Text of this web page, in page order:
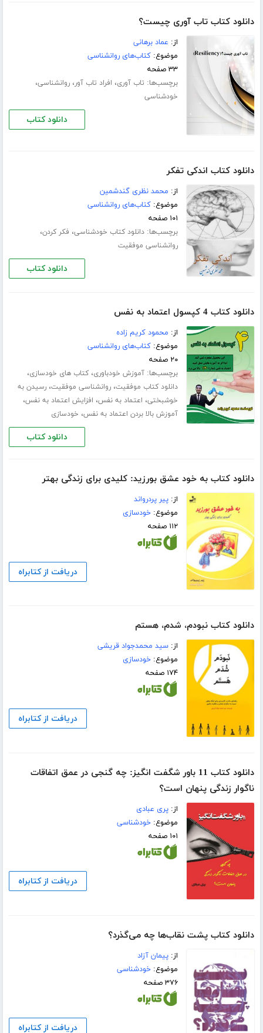
دانلود کتاب تاب آوری چیست؟
از: عماد برهانی
موضوع:کتاب‌های روانشناسی
۳۳ صفحه
برچسب‌ها: تاب آوری، افراد تاب آور،روانشناسی،
خودشناسی
دانلود کتاب
دانلود کتاب اندکی تفکر
از: محمد نظری گندشمین
موضوع:کتاب‌های روانشناسی
۱۰۱ صفحه
برچسب‌ها:دانلود کتاب خودشناسی، فکر کردن،
روانشناسی موفقیت
دانلود کتاب
دانلود کتاب 4 کپسول اعتماد به نفس
از: محمود کریم زاده
موضوع:کتاب‌های روانشناسی
۲۰ صفحه
برچسب‌ها:آموزش خودباوری،کتاب های خودسازی،
دانلود کتاب موفقیت،روانشناسی موفقیت،رسیدن به
خوشبختی، اعتماد به نفس، افزایش اعتماد به نفس،
آموزش بالا بردن اعتماد به نفس، خودسازی
دانلود کتاب
دانلود کتاب به خود عشق بورزید: کلیدی برای زندگی بهتر
از:پیر پردرواند
موضوع:خودسازی
۱۱۲ صفحه
دریافت از کتابراه
دانلود کتاب نبودم، شدم، هستم
از:سید محمدجواد قریشی
موضوع:خودسازی
۱۷۴ صفحه
دریافت از کتابراه
دانلود کتاب 11 باور شگفت انگیز: چه گنجی در عمق اتفاقات
ناگوار زندگی پنهان است؟
از:پری عبادی
موضوع:خودشناسی
۱۰۱ صفحه
دریافت از کتابراه
دانلود کتاب پشت نقاب‌ها چه مى‌گذرد؟
از:پیمان آزاد
موضوع:خودشناسی
۳۷۶ صفحه
دریافت از کتابراه